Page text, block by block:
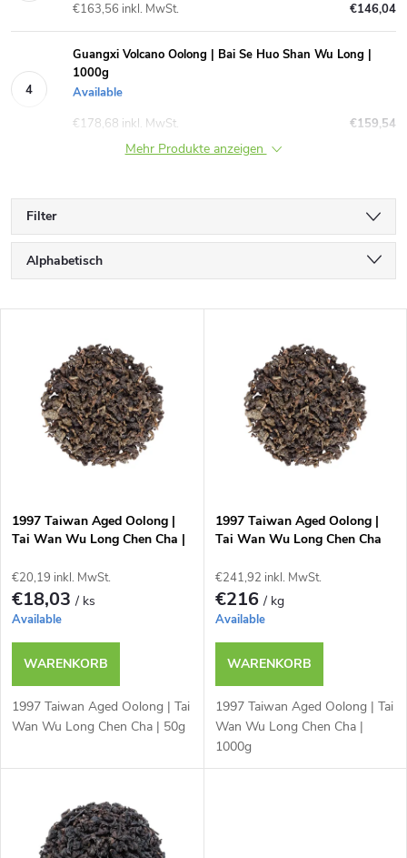
€146,04
€163,56 inkl. MwSt.
Guangxi Volcano Oolong | Bai Se Huo Shan Wu Long |
1000g
Available
€159,54
€178,68 inkl. MwSt.
Mehr Produkte anzeigen
Filter
P
r
t
s
o
r
t
i
Alphabetisch
Meistverkauft
e
d
e
r
P
r
o
1997 Taiwan Aged Oolong |
Tai Wan Wu Long Chen Cha |
€20,19 inkl. MwSt.
€18,03/ ks
Available
WARENKORB
1997 Taiwan Aged Oolong | Tai
Wan Wu Long Chen Cha | 50g
1997 Taiwan Aged Oolong |
Tai Wan Wu Long Chen Cha
€241,92 inkl. MwSt.
€216/ kg
Available
WARENKORB
1997 Taiwan Aged Oolong | Tai
Wan Wu Long Chen Cha |
1000g